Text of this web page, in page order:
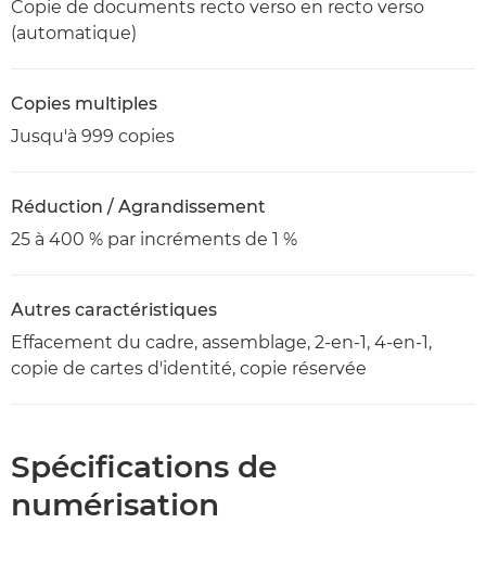
Copie de documents recto verso en recto verso
(automatique)
Copies multiples
Jusqu'à 999 copies
Réduction / Agrandissement
25 à 400 % par incréments de 1 %
Autres caractéristiques
Effacement du cadre, assemblage, 2-en-1, 4-en-1,
copie de cartes d'identité, copie réservée
Spécifications de
numérisation